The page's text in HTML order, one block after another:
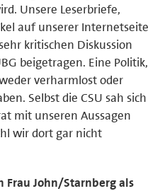
Unsere Leserbriefe,
auf unserer Internetseite
kritischen Diskussion
beigetragen. Eine Politik,
verharmlost oder
Selbst die CSU sah sich
mit unseren Aussagen
wir dort gar nicht
Frau John/Starnberg als